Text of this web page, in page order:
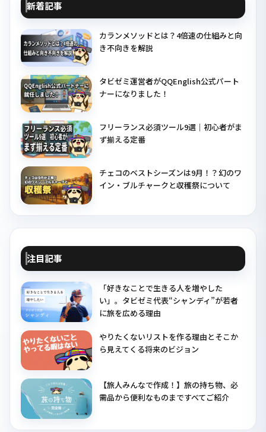
新着記事
カランメソッドとは？4倍速の仕組みと向
き不向きを解説
タビゼミ運営者がQQEnglish公式パート
ナーになりました！
フリーランス必須ツール9選｜初心者がま
ず揃える定番
チェコのベストシーズンは9月！？幻のワ
イン・ブルチャークと収穫祭について
注目記事
「好きなことで生きる人を増やした
い」。タビゼミ代表“シャンディ”が若者
に旅を広める理由
やりたくないリストを作る理由とそこか
ら見えてくる将来のビジョン
【旅人みんなで作成！】旅の持ち物、必
需品から便利なものまですべてご紹介